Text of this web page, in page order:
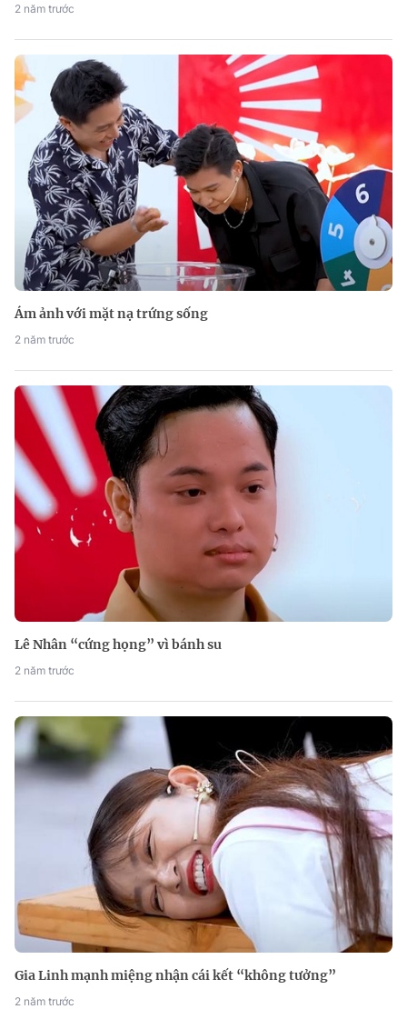
2 năm trước
Ám ảnh với mặt nạ trứng sống
2 năm trước
Lê Nhân “cứng họng” vì bánh su
2 năm trước
Gia Linh mạnh miệng nhận cái kết “không tưởng”
2 năm trước